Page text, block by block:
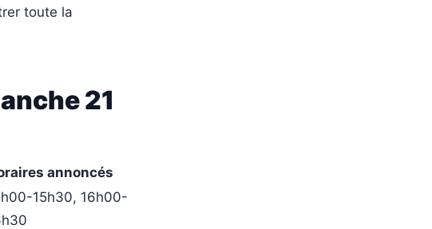
toute la
21
annoncés
15h30, 16h00-